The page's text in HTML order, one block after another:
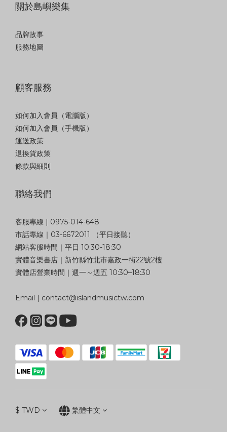
關於島嶼樂集
品牌故事
服務地圖
顧客服務
如何加入會員（電腦版）
如何加入會員（手機版）
運送政策
退換貨政策
條款與細則
聯絡我們
客服專線 | 0975-014-648
市話專線｜03-6672011 （平日接聽）
網站客服時間｜平日 10:30-18:30
實體音樂書店｜新竹縣竹北市嘉政一街22號2樓
實體店營業時間｜週一～週五 10:30–18:30
Email | contact@islandmusictw.com
$ TWD 繁體中文